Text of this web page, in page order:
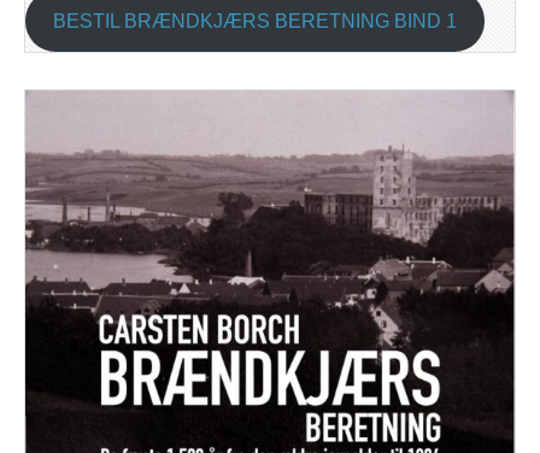
BESTIL BRÆNDKJÆRS BERETNING BIND 1